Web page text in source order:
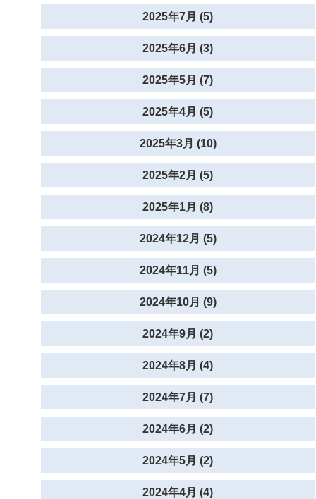
2025年7月 (5)
2025年6月 (3)
2025年5月 (7)
2025年4月 (5)
2025年3月 (10)
2025年2月 (5)
2025年1月 (8)
2024年12月 (5)
2024年11月 (5)
2024年10月 (9)
2024年9月 (2)
2024年8月 (4)
2024年7月 (7)
2024年6月 (2)
2024年5月 (2)
2024年4月 (4)